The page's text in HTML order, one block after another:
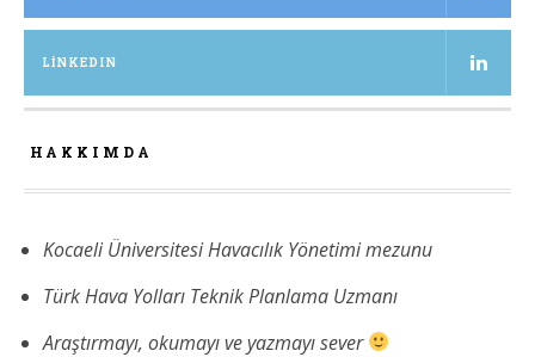
LINKEDIN
HAKKIMDA
Kocaeli Üniversitesi Havacılık Yönetimi mezunu
Türk Hava Yolları Teknik Planlama Uzmanı
Araştırmayı, okumayı ve yazmayı sever